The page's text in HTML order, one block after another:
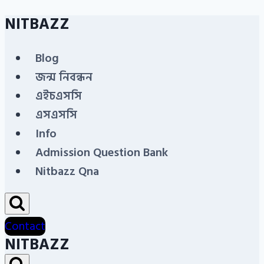
Skip
content
NITBAZZ
Blog
জন্ম নিবন্ধন
এইচএসসি
এসএসসি
Info
Admission Question Bank
Nitbazz Qna
Contact
NITBAZZ